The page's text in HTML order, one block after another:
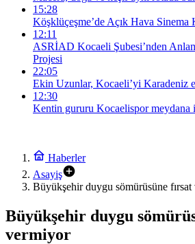
15:28
Köşklüçeşme’de Açık Hava Sinema
12:11
ASRİAD Kocaeli Şubesi’nden
Projesi
22:05
Ekin Uzunlar, Kocaeli’yi Karadeniz
12:30
Kentin gururu Kocaelispor meydana
Haberler
Asayiş
Büyükşehir duygu sömürüsüne
Büyükşehir duygu
vermiyor